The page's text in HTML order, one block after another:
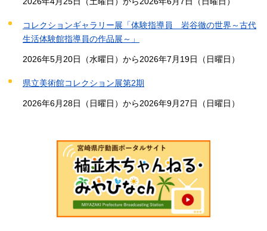
コレクションギャラリー展「体験指導員 岩谷徹の世界～古代
生活体験館指導員の作品展～」
2026年5月20日（水曜日）から2026年7月19日（日曜日）
県立美術館コレクション展第2期
2026年6月28日（日曜日）から2026年9月27日（日曜日）